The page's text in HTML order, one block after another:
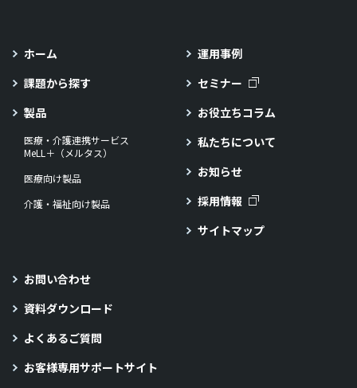
ホーム
課題から探す
製品
医療・介護連携サービス
MeLL＋（メルタス）
医療向け製品
介護・福祉向け製品
運用事例
セミナー
お役立ちコラム
私たちについて
お知らせ
採用情報
サイトマップ
お問い合わせ
資料ダウンロード
よくあるご質問
お客様専用サポートサイト